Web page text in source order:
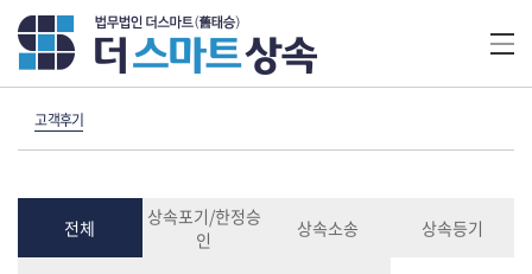
고객후기
전체
상속포기/한정승
인
상속소송 상속등기